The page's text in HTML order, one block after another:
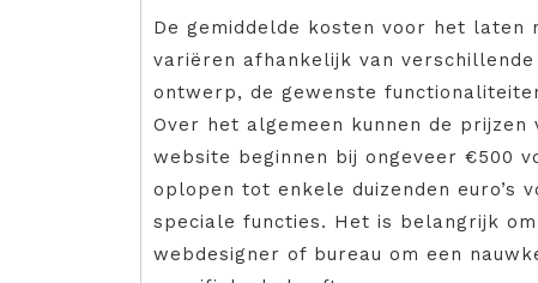
De gemiddelde kosten voor het laten
variëren afhankelijk van
ontwerp, de gewenste
Over het algemeen kunnen de
website beginnen bij ongeveer €500
oplopen tot enkele duizenden euro’s
speciale functies. Het is belangrijk
webdesigner of bureau om een